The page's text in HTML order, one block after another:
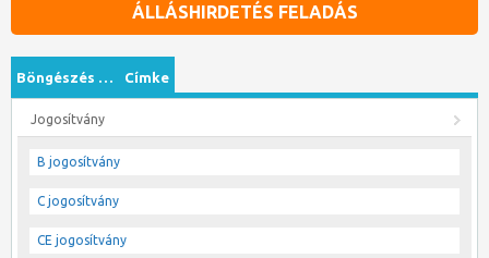
ÁLLÁSHIRDETÉS FELADÁS
Böngészés … Címke
Jogosítvány
B jogosítvány
C jogosítvány
CE jogosítvány